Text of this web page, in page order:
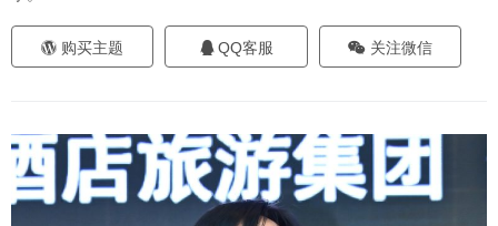
购买主题 QQ客服 关注微信